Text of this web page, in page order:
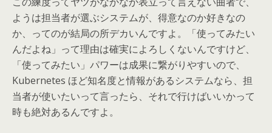
ようは担当者が選ぶシステムが、得意なのか好きなの
か、ってのが結局の所デカいんですよ。「使ってみたい
んだよね」って理由は確実によろしくないんですけど、
「使ってみたい」パワーは成果に繋がりやすいので、
Kubernetes ほど知名度と情報があるシステムなら、担
当者が使いたいって言ったら、それで行けばいいかって
時も絶対あるんですよ。